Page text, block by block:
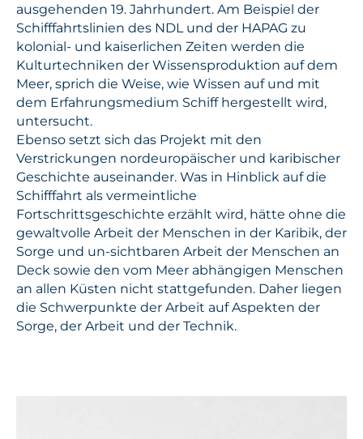
ausgehenden 19. Jahrhundert. Am Beispiel der
Schifffahrtslinien des NDL und der HAPAG zu
kolonial- und kaiserlichen Zeiten werden die
Kulturtechniken der Wissensproduktion auf dem
Meer, sprich die Weise, wie Wissen auf und mit
dem Erfahrungsmedium Schiff hergestellt wird,
untersucht.
Ebenso setzt sich das Projekt mit den
Verstrickungen nordeuropäischer und karibischer
Geschichte auseinander. Was in Hinblick auf die
Schifffahrt als vermeintliche
Fortschrittsgeschichte erzählt wird, hätte ohne die
gewaltvolle Arbeit der Menschen in der Karibik, der
Sorge und un-sichtbaren Arbeit der Menschen an
Deck sowie den vom Meer abhängigen Menschen
an allen Küsten nicht stattgefunden. Daher liegen
die Schwerpunkte der Arbeit auf Aspekten der
Sorge, der Arbeit und der Technik.